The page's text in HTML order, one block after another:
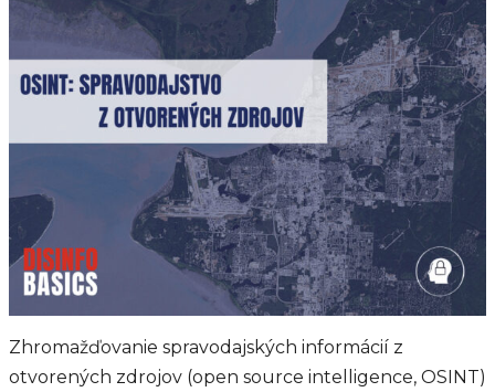
Zhromažďovanie spravodajských informácií z
otvorených zdrojov (open source intelligence, OSINT)